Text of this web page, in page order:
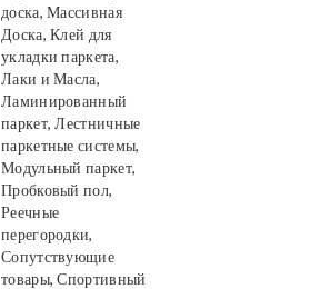
доска, Массивная
Доска, Клей для
укладки паркета,
Лаки и Масла,
Ламинированный
паркет, Лестничные
паркетные системы,
Модульный паркет,
Пробковый пол,
Реечные
перегородки,
Сопутствующие
товары, Спортивный